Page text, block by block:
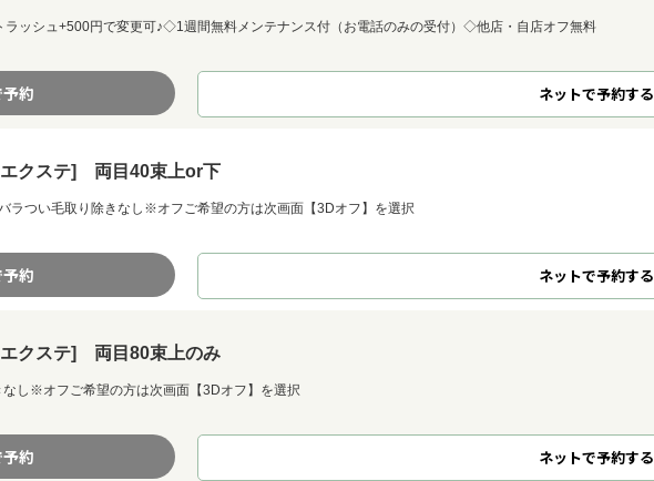
ッシュ+500円で変更可♪◇1週間無料メンテナンス付（お電話のみの受付）◇他店・自店オフ無料
約 ネットで予約する
エクステ] 両目40束上or下
つい毛取り除きなし※オフご希望の方は次画面【3Dオフ】を選択
約 ネットで予約する
エクステ] 両目80束上のみ
し※オフご希望の方は次画面【3Dオフ】を選択
約 ネットで予約する